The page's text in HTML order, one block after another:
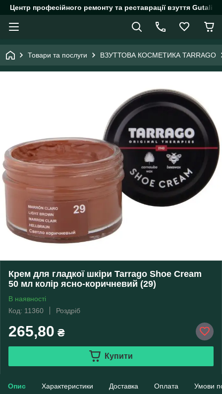
Центр професійного ремонту та реставрації взуття
Товари та послуги ВЗУТТОВА КОСМЕТИКА TARRAGO
Крем для гладкої шкіри Tarrago Shoe Cream
50 мл колір ясно-коричневий (29)
В наявності
Код: 11360
Роздріб
265,80 ₴
Купити
Опис Характеристики Доставка Оплата Умови